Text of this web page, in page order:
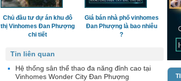
Chủ đầu tư dự án khu đô
thị Vinhomes Đan Phượng
chi tiết
Giá bán nhà phố vinhomes
Đan Phượng là bao nhiêu
?
Tin liên quan
Hệ thống sân thể thao đa năng đỉnh cao tại
Vinhomes Wonder City Đan Phượng